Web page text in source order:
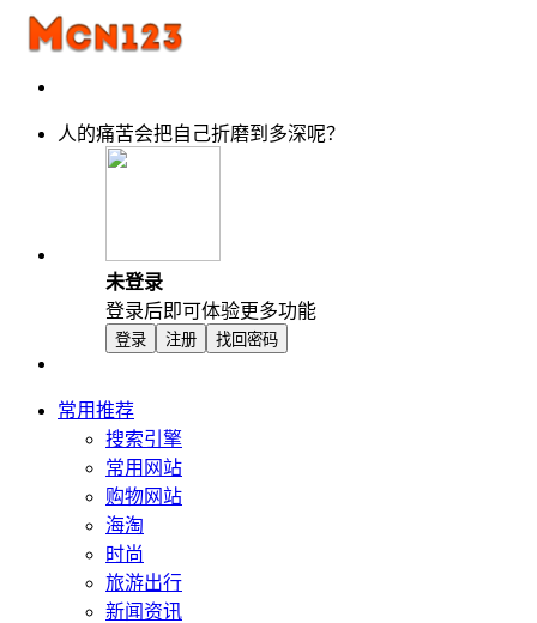
人的痛苦会把自己折磨到多深呢？
未登录
登录后即可体验更多功能
登录 注册 找回密码
常用推荐
搜索引擎
常用网站
购物网站
海淘
时尚
旅游出行
新闻资讯